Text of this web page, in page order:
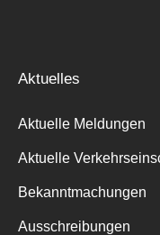
Aktuelles
Aktuelle Meldungen
Aktuelle
Bekanntmachungen
Ausschreibungen